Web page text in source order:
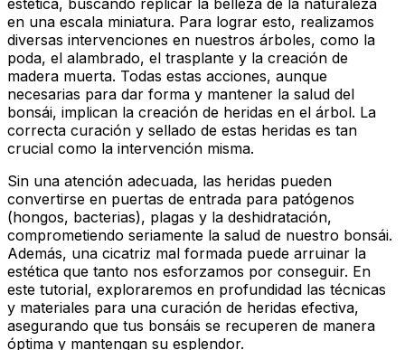
en una escala miniatura. Para lograr esto, realizamos
diversas intervenciones en nuestros árboles, como la
poda, el alambrado, el trasplante y la creación de
madera muerta. Todas estas acciones, aunque
necesarias para dar forma y mantener la salud del
bonsái, implican la creación de heridas en el árbol. La
correcta curación y sellado de estas heridas es tan
crucial como la intervención misma.
Sin una atención adecuada, las heridas pueden
convertirse en puertas de entrada para patógenos
(hongos, bacterias), plagas y la deshidratación,
comprometiendo seriamente la salud de nuestro bonsái.
Además, una cicatriz mal formada puede arruinar la
estética que tanto nos esforzamos por conseguir. En
este tutorial, exploraremos en profundidad las técnicas
y materiales para una curación de heridas efectiva,
asegurando que tus bonsáis se recuperen de manera
óptima y mantengan su esplendor.